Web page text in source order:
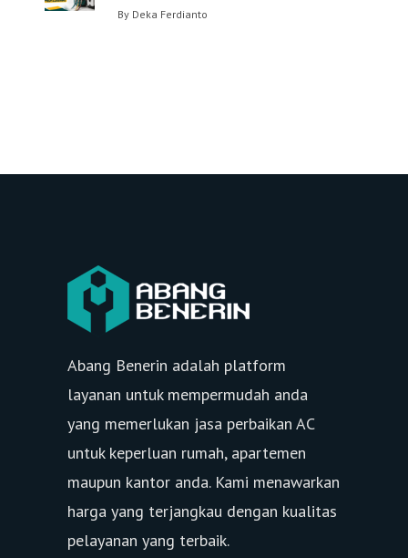
By Deka Ferdianto
Abang Benerin adalah platform
layanan untuk mempermudah anda
yang memerlukan jasa perbaikan AC
untuk keperluan rumah, apartemen
maupun kantor anda. Kami menawarkan
harga yang terjangkau dengan kualitas
pelayanan yang terbaik.